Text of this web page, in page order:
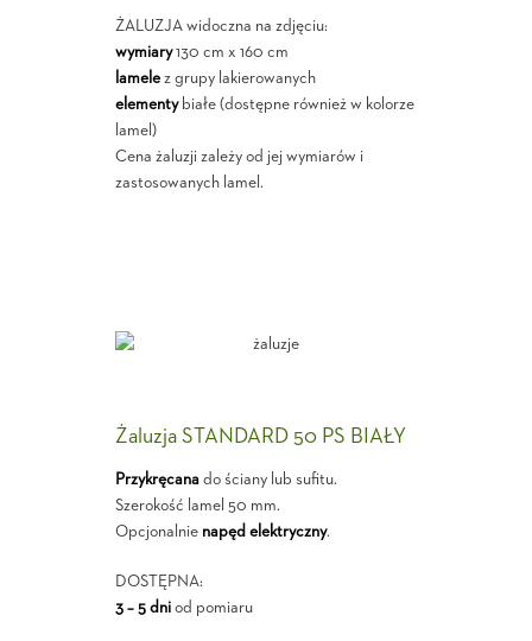
ŻALUZJA widoczna na zdjęciu:
wymiary130 cm x 160 cm
lamelez grupy lakierowanych
elementybiałe (dostępne również w kolorze
lamel)
Cena żaluzji zależy od jej wymiarów i
zastosowanych lamel.
Żaluzja STANDARD 50 PS BIAŁY
Przykręcanado ściany lub sufitu.
Szerokość lamel 50 mm.
Opcjonalnie napęd elektryczny.
DOSTĘPNA:
3 – 5 dniod pomiaru